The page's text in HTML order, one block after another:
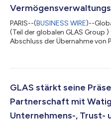
PARIS--(BUSINESS WIRE)--
(Teil der globalen GLAS Group
Abschluss der Übernahme von
seine Präsenz in Europa zu
der üblichen
GLAS stärkt seine
Partnerschaft mit
Unternehmens-, Trust-